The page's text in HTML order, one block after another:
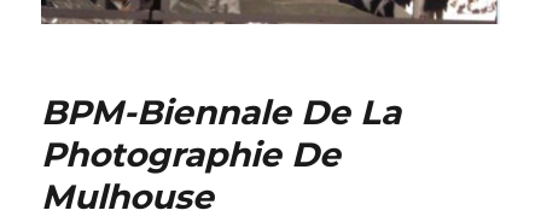
BPM-Biennale De La
Photographie De
Mulhouse